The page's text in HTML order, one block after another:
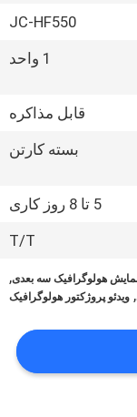
JC-HF550
1 واحد
قابل مذاکره
بسته کارتن
5 تا 8 روز کاری
T/T
نمایش هولوگرافیک سه بعدی,
, ویدئو پروژکتور هولوگرافیک